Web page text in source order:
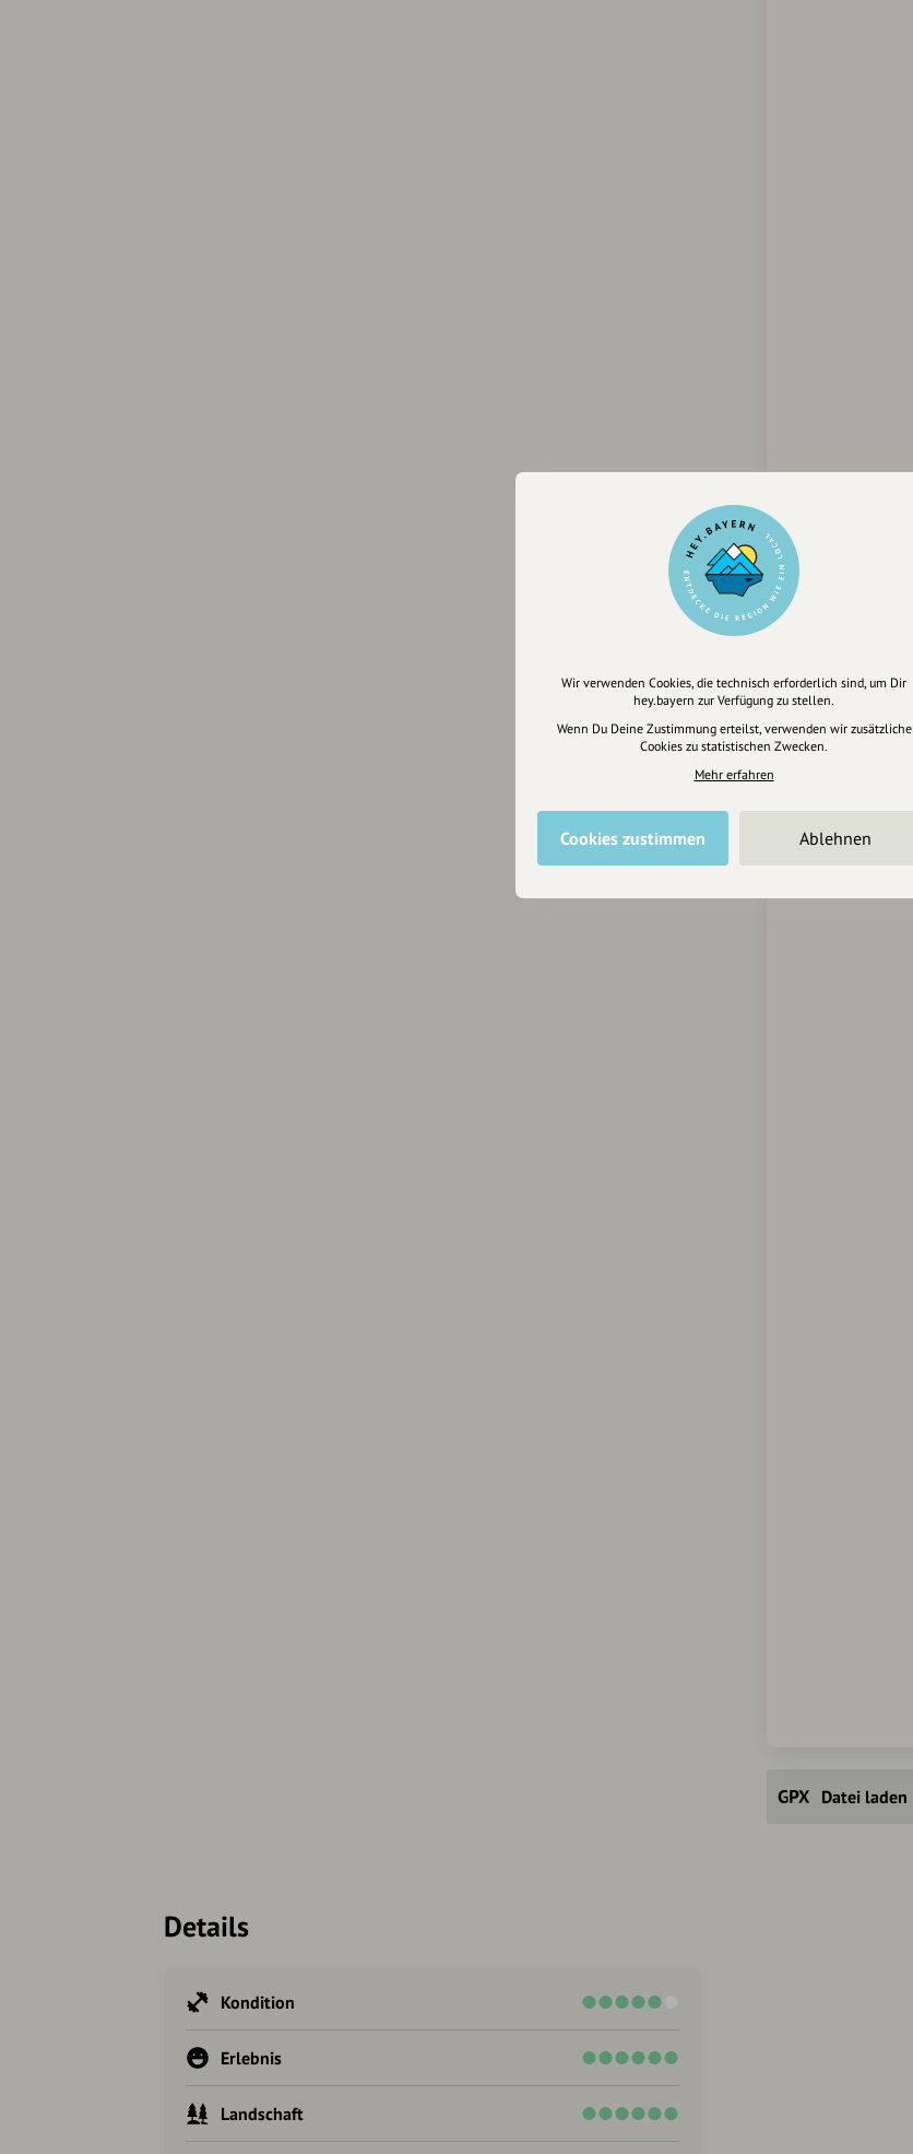
Datei laden
Details
Kondition
Erlebnis
Landschaft
Wir verwenden Cookies, die technisch erforderlich sind, um Dir
hey.bayern zur Verfügung zu stellen.
Wenn Du Deine Zustimmung erteilst, verwenden wir zusätzliche
Cookies zu statistischen Zwecken.
Mehr erfahren
Cookies zustimmen Ablehnen